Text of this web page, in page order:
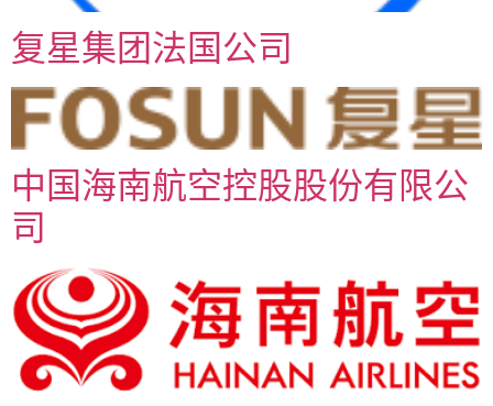
复星集团法国公司
中国海南航空控股股份有限公
司